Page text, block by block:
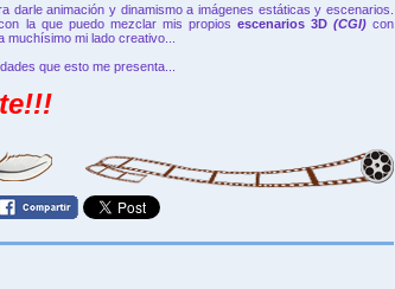
darle animación y dinamismo a imágenes estáticas y escenarios.
la que puedo mezclar mis propios escenarios 3D(CGI) con
mi lado creativo...
que esto me presenta...